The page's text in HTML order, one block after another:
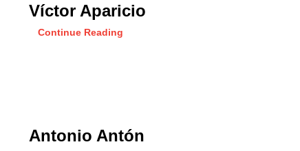
Víctor Aparicio
Continue Reading
Antonio Antón